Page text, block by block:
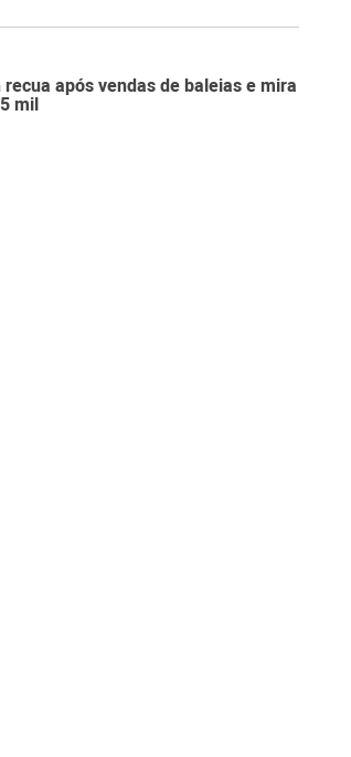
recua após vendas de baleias e mira
mil